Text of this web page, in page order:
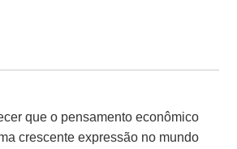
que o pensamento econômico
crescente expressão no mundo